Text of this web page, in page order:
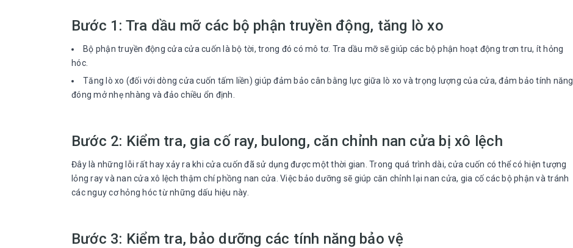
Bước 1: Tra dầu mỡ các bộ phận truyền động, tăng lò xo
Bộ phận truyền động cửa cửa cuốn là bộ tời, trong đó có mô tơ. Tra dầu mỡ sẽ giúp các bộ phận hoạt động trơn tru, ít hỏng
hóc.
Tăng lò xo (đối với dòng cửa cuốn tấm liền) giúp đảm bảo cân bằng lực giữa lò xo và trọng lượng của cửa, đảm bảo tính năng
đóng mở nhẹ nhàng và đảo chiều ổn định.
Bước 2: Kiểm tra, gia cố ray, bulong, căn chỉnh nan cửa bị xô lệch
Đây là những lỗi rất hay xảy ra khi cửa cuốn đã sử dụng được một thời gian. Trong quá trình dài, cửa cuốn có thể có hiện tượng
lỏng ray và nan cửa xô lệch thậm chí phồng nan cửa. Việc bảo dưỡng sẽ giúp căn chỉnh lại nan cửa, gia cố các bộ phận và tránh
các nguy cơ hỏng hóc từ những dấu hiệu này.
Bước 3: Kiểm tra, bảo dưỡng các tính năng bảo vệ